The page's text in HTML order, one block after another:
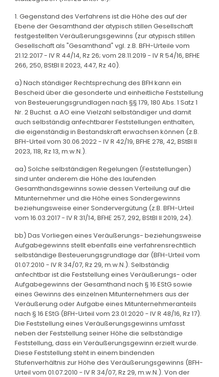
1. Gegenstand des Verfahrens ist die Höhe des auf der
Ebene der Gesamthand der atypisch stillen Gesellschaft
festgestellten Veräußerungsgewinns (zur atypisch stillen
Gesellschaft als "Gesamthand" vgl. z.B. BFH-Urteile vom
21.12.2017 - IV R 44/14, Rz 26; vom 28.11.2019 - IV R 54/16, BFHE
266, 250, BStBl II 2023, 447, Rz 40).
a) Nach ständiger Rechtsprechung des BFH kann ein
Bescheid über die gesonderte und einheitliche Feststellung
von Besteuerungsgrundlagen nach §§ 179, 180 Abs. 1 Satz 1
Nr. 2 Buchst. a AO eine Vielzahl selbständiger und damit
auch selbständig anfechtbarer Feststellungen enthalten,
die eigenständig in Bestandskraft erwachsen können (z.B.
BFH-Urteil vom 30.06.2022 - IV R 42/19, BFHE 278, 42, BStBl II
2023, 118, Rz 13, m.w.N.).
aa) Solche selbständigen Regelungen (Feststellungen)
sind unter anderem die Höhe des laufenden
Gesamthandsgewinns sowie dessen Verteilung auf die
Mitunternehmer und die Höhe eines Sondergewinns
beziehungsweise einer Sondervergütung (z.B. BFH-Urteil
vom 16.03.2017 - IV R 31/14, BFHE 257, 292, BStBl II 2019, 24).
bb) Das Vorliegen eines Veräußerungs- beziehungsweise
Aufgabegewinns stellt ebenfalls eine verfahrensrechtlich
selbständige Besteuerungsgrundlage dar (BFH-Urteil vom
01.07.2010 - IV R 34/07, Rz 29, m.w.N.). Selbständig
anfechtbar ist die Feststellung eines Veräußerungs- oder
Aufgabegewinns der Gesamthand nach § 16 EStG sowie
eines Gewinns des einzelnen Mitunternehmers aus der
Veräußerung oder Aufgabe eines Mitunternehmeranteils
nach § 16 EStG (BFH-Urteil vom 23.01.2020 - IV R 48/16, Rz 17).
Die Feststellung eines Veräußerungsgewinns umfasst
neben der Feststellung seiner Höhe die selbständige
Feststellung, dass ein Veräußerungsgewinn erzielt wurde.
Diese Feststellung steht in einem bindenden
Stufenverhältnis zur Höhe des Veräußerungsgewinns (BFH-
Urteil vom 01.07.2010 - IV R 34/07, Rz 29, m.w.N.). Von der